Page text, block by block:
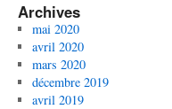
Archives
mai 2020
avril 2020
mars 2020
décembre 2019
avril 2019